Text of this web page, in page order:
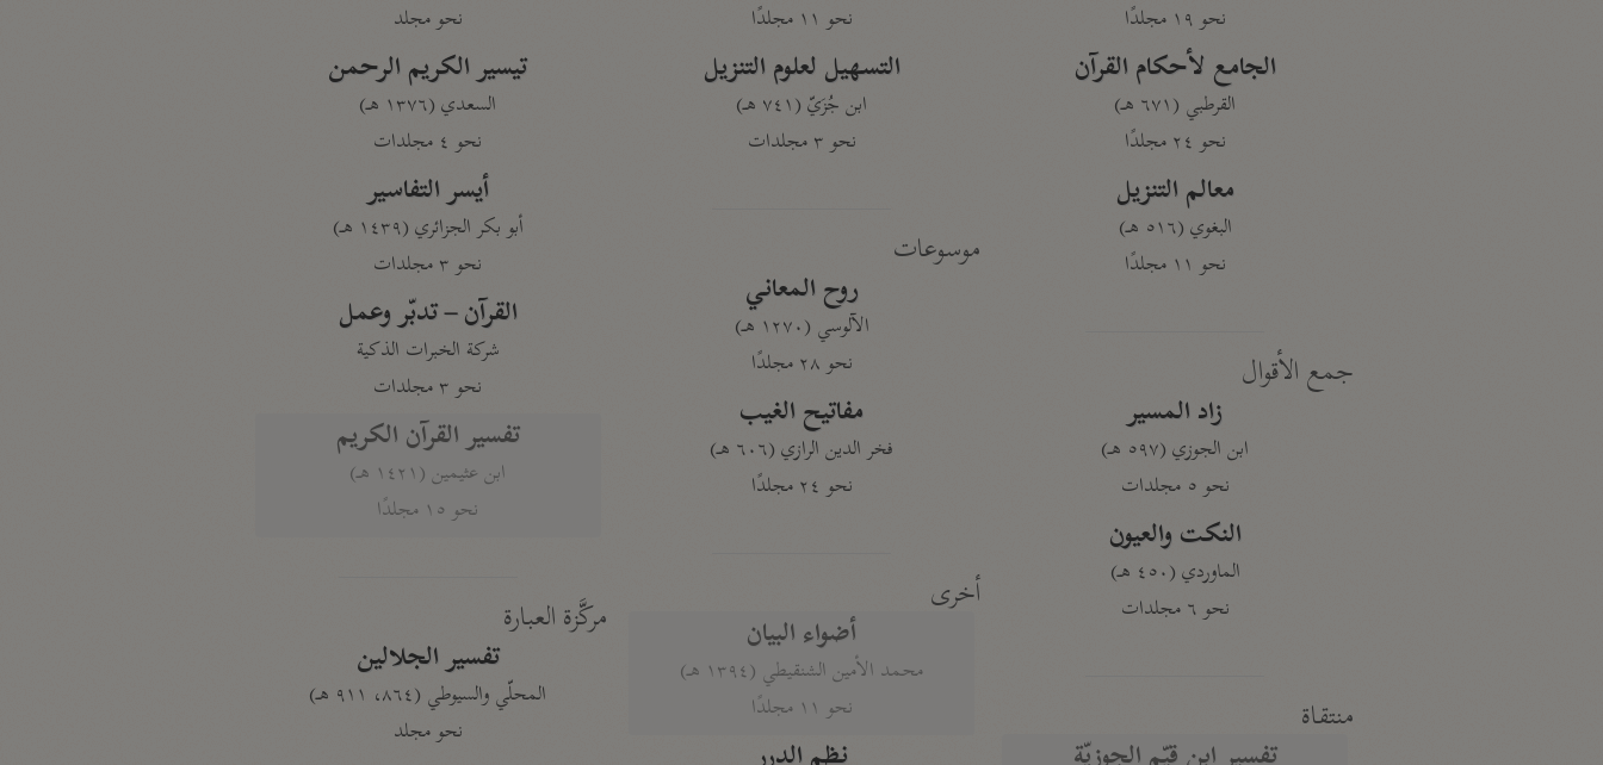
نحو ١٩ مجلدًا
الجامع لأحكام القرآن
القرطبي (٦٧١ هـ)
نحو ٢٤ مجلدًا
معالم التنزيل
البغوي (٥١٦ هـ)
نحو ١١ مجلدًا
جمع الأقوال
زاد المسير
ابن الجوزي (٥٩٧ هـ)
نحو ٥ مجلدات
النكت والعيون
الماوردي (٤٥٠ هـ)
نحو ٦ مجلدات
منتقاة
نحو ١١ مجلدًا
التسهيل لعلوم التنزيل
ابن جُزَيّ (٧٤١ هـ)
نحو ٣ مجلدات
موسوعات
روح المعاني
الآلوسي (١٢٧٠ هـ)
نحو ٢٨ مجلدًا
مفاتيح الغيب
فخر الدين الرازي (٦٠٦ هـ)
نحو ٢٤ مجلدًا
أخرى
أضواء البيان
محمد الأمين الشنقيطي (١٣٩٤ هـ)
نحو ١١ مجلدًا
نحو مجلد
تيسير الكريم الرحمن
السعدي (١٣٧٦ هـ)
نحو ٤ مجلدات
أيسر التفاسير
أبو بكر الجزائري (١٤٣٩ هـ)
نحو ٣ مجلدات
القرآن – تدبّر وعمل
شركة الخبرات الذكية
نحو ٣ مجلدات
تفسير القرآن الكريم
ابن عثيمين (١٤٢١ هـ)
نحو ١٥ مجلدًا
مركَّزة العبارة
تفسير الجلالين
المحلّي والسيوطي (٨٦٤، ٩١١ هـ)
نحو مجلد